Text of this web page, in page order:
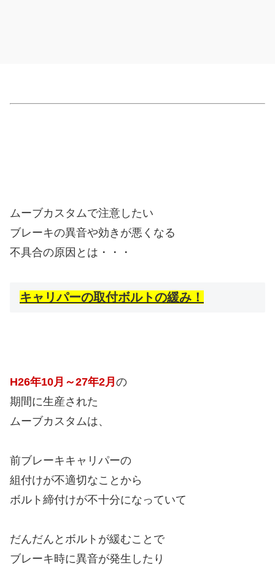
ムーブカスタムで注意したい
ブレーキの異音や効きが悪くなる
不具合の原因とは・・・
キャリパーの取付ボルトの緩み！
H26年10月～27年2月 の
期間に生産された
ムーブカスタムは、
前ブレーキキャリパーの
組付けが不適切なことから
ボルト締付けが不十分になっていて
だんだんとボルトが緩むことで
ブレーキ時に異音が発生したり